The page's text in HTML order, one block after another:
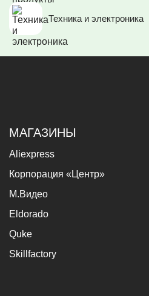
Техника и электроника
МАГАЗИНЫ
Aliexpress
Корпорация «Центр»
М.Видео
Eldorado
Quke
Skillfactory